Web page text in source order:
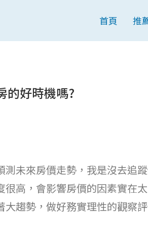
首頁 推
的好時機嗎?
測未來房價走勢，我是沒去追
很高，會影響房價的因素實在
趨勢，做好務實理性的觀察